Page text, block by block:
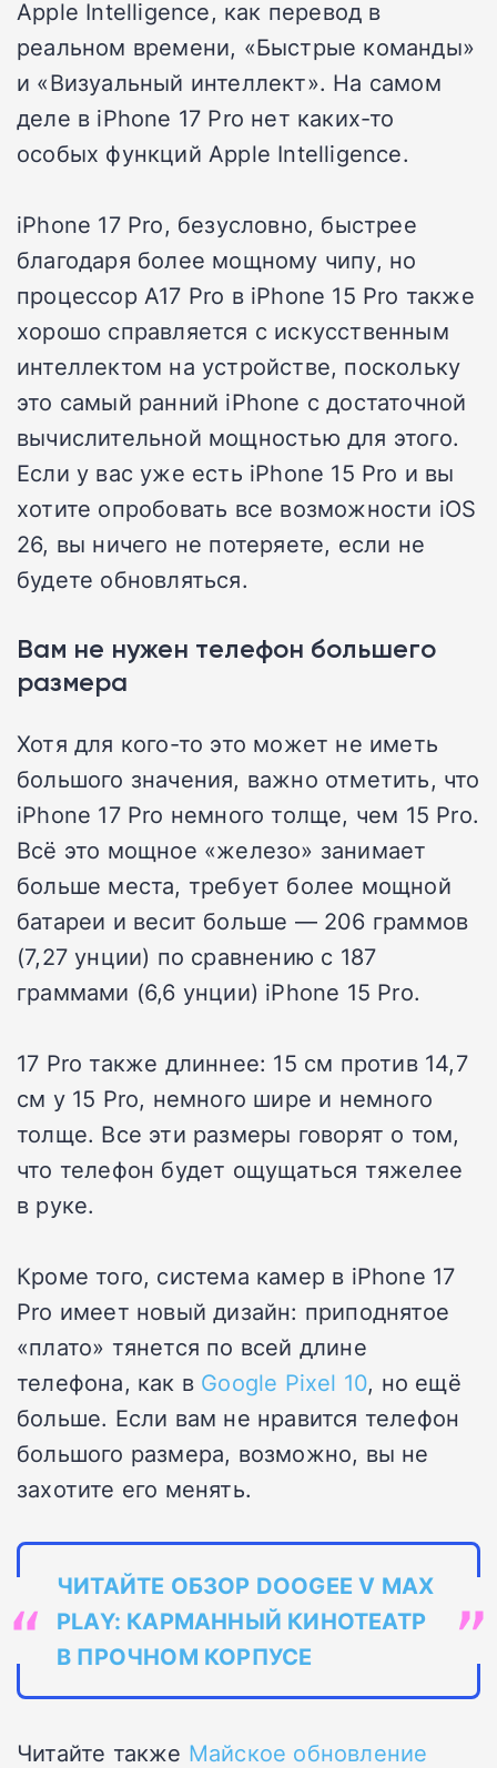
Apple Intelligence, как перевод в
реальном времени, «Быстрые команды»
и «Визуальный интеллект». На самом
деле в iPhone 17 Pro нет каких-то
особых функций Apple Intelligence.
iPhone 17 Pro, безусловно, быстрее
благодаря более мощному чипу, но
процессор A17 Pro в iPhone 15 Pro также
хорошо справляется с искусственным
интеллектом на устройстве, поскольку
это самый ранний iPhone с достаточной
вычислительной мощностью для этого.
Если у вас уже есть iPhone 15 Pro и вы
хотите опробовать все возможности iOS
26, вы ничего не потеряете, если не
будете обновляться.
Вам не нужен телефон большего
размера
Хотя для кого-то это может не иметь
большого значения, важно отметить, что
iPhone 17 Pro немного толще, чем 15 Pro.
Всё это мощное «железо» занимает
больше места, требует более мощной
батареи и весит больше — 206 граммов
(7,27 унции) по сравнению с 187
граммами (6,6 унции) iPhone 15 Pro.
17 Pro также длиннее: 15 см против 14,7
см у 15 Pro, немного шире и немного
толще. Все эти размеры говорят о том,
что телефон будет ощущаться тяжелее
в руке.
Кроме того, система камер в iPhone 17
Pro имеет новый дизайн: приподнятое
«плато» тянется по всей длине
телефона, как в Google Pixel 10, но ещё
больше. Если вам не нравится телефон
большого размера, возможно, вы не
захотите его менять.
ЧИТАЙТЕ ОБЗОР DOOGEE V MAX
PLAY: КАРМАННЫЙ КИНОТЕАТР
В ПРОЧНОМ КОРПУСЕ
Читайте также Майское обновление